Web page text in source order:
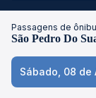
Passagens de
São Pedro Do
Sábado, 08 de